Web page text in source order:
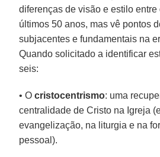
diferenças de visão e estilo entre
últimos 50 anos, mas vê pontos
subjacentes e fundamentais na
Quando solicitado a identificar
seis:
• Ocristocentrismo: uma
centralidade de Cristo na Igreja
evangelização, na liturgia e na
pessoal).